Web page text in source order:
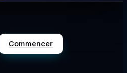
Commencer